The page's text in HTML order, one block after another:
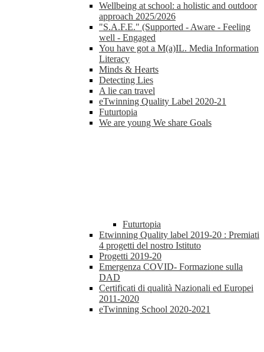
Wellbeing at school: a holistic and outdoor
approach 2025/2026
"S.A.F.E." (Supported - Aware - Feeling
well - Engaged
You have got a M(a)IL. Media Information
Literacy
Minds & Hearts
Detecting Lies
A lie can travel
eTwinning Quality Label 2020-21
Futurtopia
We are young We share Goals
Futurtopia
Etwinning Quality label 2019-20 : Premiati
4 progetti del nostro Istituto
Progetti 2019-20
Emergenza COVID- Formazione sulla
DAD
Certificati di qualità Nazionali ed Europei
2011-2020
eTwinning School 2020-2021